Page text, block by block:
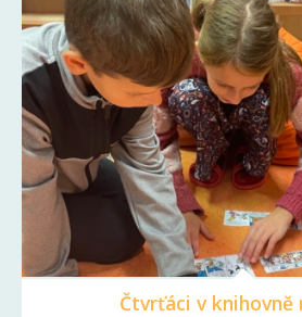
Čtvrťáci v knihovně